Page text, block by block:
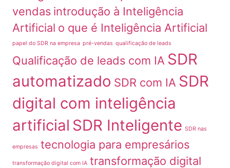
vendas introdução à Inteligência
Artificial o que é Inteligência Artificial
papel do SDR na empresa pré-vendas qualificação de leads
Qualificação de leads com IA SDR
automatizado SDR com IA SDR
digital com inteligência
artificial SDR Inteligente SDR nas
empresas tecnologia para empresários
transformação digital com IA transformação digital